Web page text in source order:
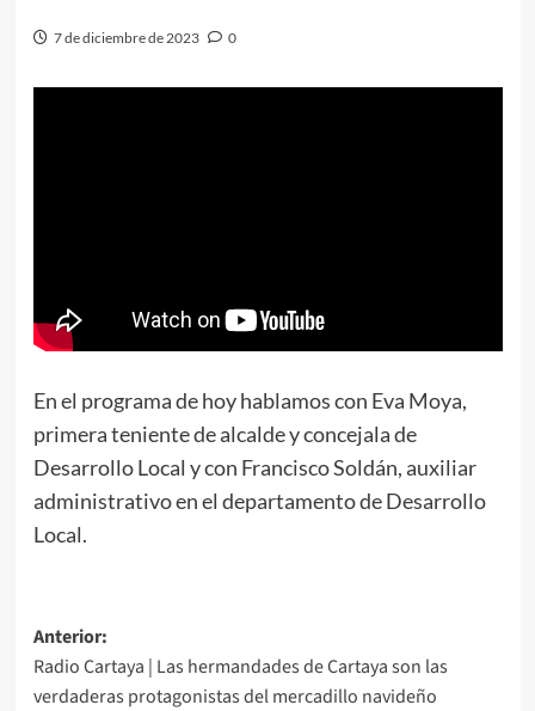
7 de diciembre de 2023 0
En el programa de hoy hablamos con Eva Moya,
primera teniente de alcalde y concejala de
Desarrollo Local y con Francisco Soldán, auxiliar
administrativo en el departamento de Desarrollo
Local.
Anterior:
Radio Cartaya | Las hermandades de Cartaya son las
verdaderas protagonistas del mercadillo navideño